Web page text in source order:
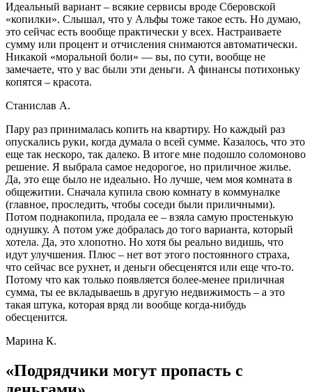
Идеальный вариант – всякие сервисы вроде Сберовской
«копилки». Слышал, что у Альфы тоже такое есть. Но думаю,
это сейчас есть вообще практически у всех. Настраиваете
сумму или процент и отчисления снимаются автоматически.
Никакой «моральной боли» — вы, по сути, вообще не
замечаете, что у вас были эти деньги. А финансы потихоньку
копятся – красота.
Станислав А.
Пару раз принималась копить на квартиру. Но каждый раз
опускались руки, когда думала о всей сумме. Казалось, что это
еще так нескоро, так далеко. В итоге мне подошло соломоново
решение. Я выбрала самое недорогое, но приличное жилье.
Да, это еще было не идеально. Но лучше, чем моя комната в
общежитии. Сначала купила свою комнату в коммуналке
(главное, проследить, чтобы соседи были приличными).
Потом поднакопила, продала ее – взяла самую простенькую
однушку. А потом уже добралась до того варианта, который
хотела. Да, это хлопотно. Но хотя бы реально видишь, что
идут улучшения. Плюс – нет вот этого постоянного страха,
что сейчас все рухнет, и деньги обесценятся или еще что-то.
Потому что как только появляется более-менее приличная
сумма, ты ее вкладываешь в другую недвижимость – а это
такая штука, которая вряд ли вообще когда-нибудь
обесценится.
Марина К.
«Подрядчики могут пропасть с